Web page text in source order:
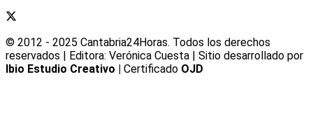
© 2012 - 2025 Cantabria24Horas. Todos los derechos
reservados | Editora: Verónica Cuesta | Sitio desarrollado por
Ibio Estudio Creativo | Certificado OJD